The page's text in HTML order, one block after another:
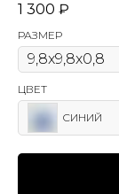
1 300 ₽
РАЗМЕР
ЦВЕТ
СИНИЙ